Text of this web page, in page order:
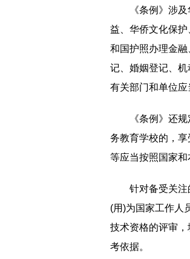
《条例》涉
益、华侨文化保
和国护照办理金
记、婚姻登记、
有关部门和单位应
《条例》还
务教育学校的，
等应当按照国家和
针对备受关
(用)为国家工作人
技术资格的评审
考依据。